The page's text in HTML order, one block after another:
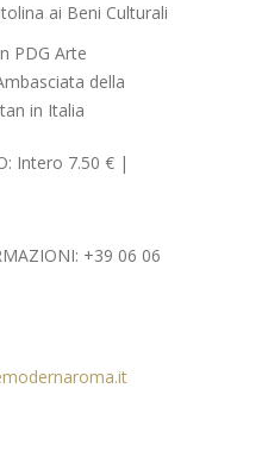
ai Beni Culturali
PDG Arte
della
in Italia
Intero 7.50 € |
+39 06 06